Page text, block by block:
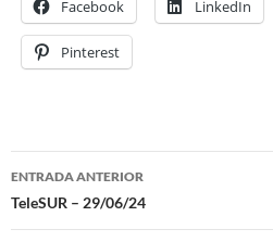
Facebook LinkedIn
Pinterest
Navegación
ENTRADA ANTERIOR
TeleSUR – 29/06/24